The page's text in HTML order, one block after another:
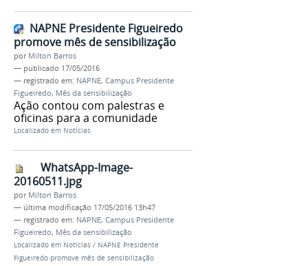
NAPNE Presidente Figueiredo
promove mês de sensibilização
por Milton Barros
— publicado 17/05/2016
— registrado em: NAPNE, Campus Presidente
Figueiredo, Mês da sensibilização
Ação contou com palestras e
oficinas para a comunidade
Localizado em Notícias
WhatsApp-Image-
20160511.jpg
por Milton Barros
— última modificação 17/05/2016 13h47
— registrado em: NAPNE, Campus Presidente
Figueiredo, Mês da sensibilização
Localizado em Notícias / NAPNE Presidente
Figueiredo promove mês de sensibilização